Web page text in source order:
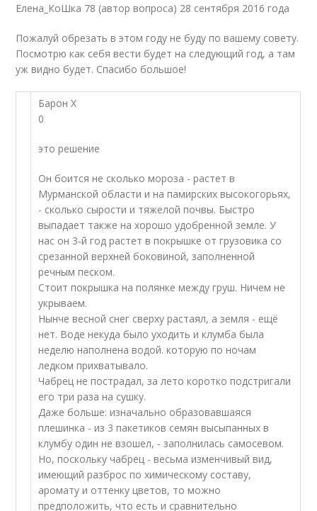
Елена_КоШка 78 (автор вопроса) 28 сентября 2016 года
Пожалуй обрезать в этом году не буду по вашему совету.
Посмотрю как себя вести будет на следующий год, а там
уж видно будет. Спасибо большое!
Барон Х
0
это решение
Он боится не сколько мороза - растет в
Мурманской области и на памирских высокогорьях,
- сколько сырости и тяжелой почвы. Быстро
выпадает также на хорошо удобренной земле. У
нас он 3-й год растет в покрышке от грузовика со
срезанной верхней боковиной, заполненной
речным песком.
Стоит покрышка на полянке между груш. Ничем не
укрываем.
Нынче весной снег сверху растаял, а земля - ещё
нет. Воде некуда было уходить и клумба была
неделю наполнена водой. которую по ночам
ледком прихватывало.
Чабрец не пострадал, за лето коротко подстригали
его три раза на сушку.
Даже больше: изначально образовавшаяся
плешинка - из 3 пакетиков семян высыпанных в
клумбу один не взошел, - заполнилась самосевом.
Но, поскольку чабрец - весьма изменчивый вид,
имеющий разброс по химическому составу,
аромату и оттенку цветов, то можно
предположить, что есть и сравнительно